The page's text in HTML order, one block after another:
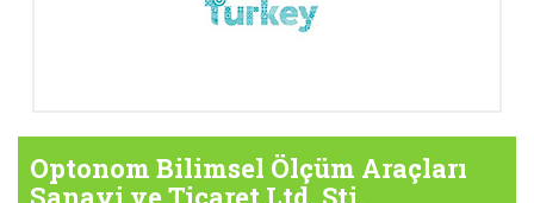
Optonom Bilimsel Ölçüm Araçları